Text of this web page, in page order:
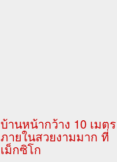
บ้านหน้ากว้าง 10 เมตร
ภายในสวยงามมาก ที่
เม็กซิโก